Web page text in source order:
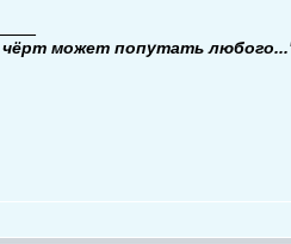
чёрт может попутать